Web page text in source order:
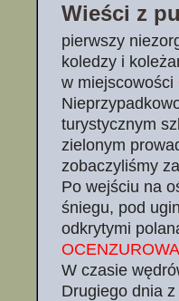
Wieści z
pierwszy
koledzy i
w miejscowości
turystycznym
zielonym
zobaczyliśmy
Po wejściu na
śniegu, pod
odkrytymi
W czasie
Drugiego dnia